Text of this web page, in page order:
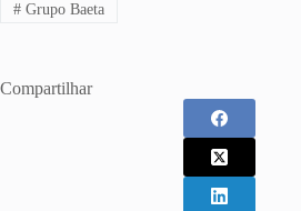
#Grupo Baeta
Compartilhar